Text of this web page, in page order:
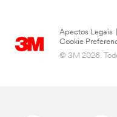
Apectos Legais
Cookie
© 3M 2026.